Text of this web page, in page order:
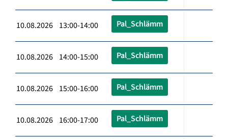
10.08.2026 13:00-14:00 Pal_Schlämm
10.08.2026 14:00-15:00 Pal_Schlämm
10.08.2026 15:00-16:00 Pal_Schlämm
10.08.2026 16:00-17:00 Pal_Schlämm